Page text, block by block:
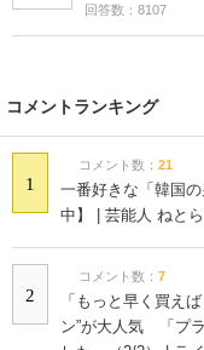
回答数：19658
神奈川県で一番
実施中
唯一無二の歌声
コメントランキング